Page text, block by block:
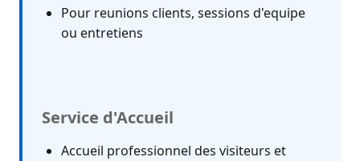
Pour reunions clients, sessions d'equipe
ou entretiens
Service d'Accueil
Accueil professionnel des visiteurs et